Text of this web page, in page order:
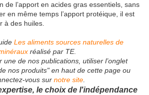
de l’apport en acides gras essentiels, sans
en même temps l’apport protéique, il est
à des huiles.
Les aliments sources naturelles de
réalisé par TE.
une de nos publications, utiliser l’onglet
nos produits" en haut de cette page ou
vous sur notre site.
le choix de l'indépendance